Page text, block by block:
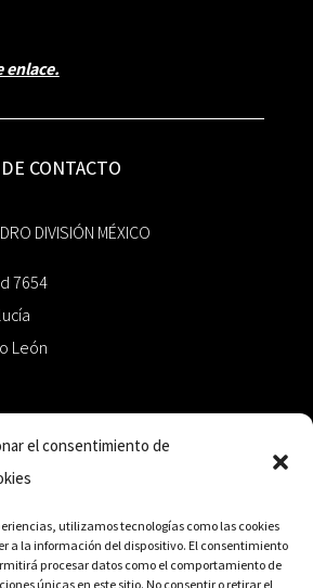
el consentimiento de
utilizamos tecnologías como las cookies
a la información del dispositivo. El consentimiento
procesar datos como el comportamiento de
únicas en este sitio. No consentir o retirar el
enlace.
CONTACTO
DIVISIÓN MÉXICO
7654
León